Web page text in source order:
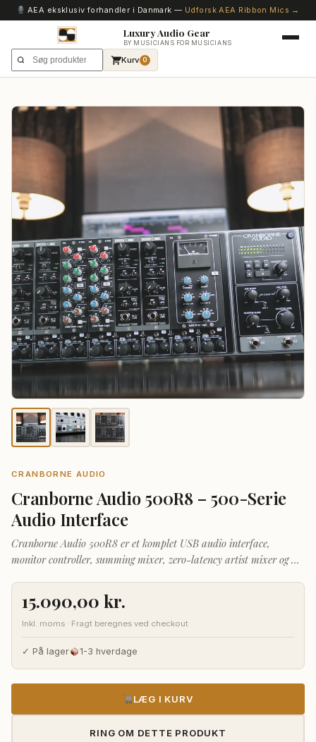
AEA eksklusiv forhandler i Danmark — Udforsk AEA Ribbon Mics →
Luxury Audio Gear
BY MUSICIANS FOR MUSICIANS
Kurv 0
CRANBORNE AUDIO
Cranborne Audio 500R8 – 500-Serie
Audio Interface
Cranborne Audio 500R8 er et komplet USB audio interface,
monitor controller, summing mixer, zero-latency artist mixer og 8-
2.0, ADAT I/O, S/PDIF og MIDI er 500R8 hjertet i det moderne
hybrid-studie. Kombinér fleksibiliteten fra 500-serien med
integreret digital konvertering i referencekvalitet.Specifikationer28-
ind/30-ud USB 2.0 audio interfaceADAT I/O (16/16 kanaler @
44.1/48kHz)S/PDIF I/O og 5-pin MIDI I/ODynamikområde: 121dB
A-vægtetTHD+N: <0.00032% (-110dB)Monitor controller med
talkback, Speaker A/B, Dim, Mute2 reference-kvalitets
hovedtelefonudgange8-slot 500-serie rack (250mA pr. slot)C.A.S.T.
15.090,00 kr.
Inkl. moms · Fragt beregnes ved checkout
✓ På lager 1-3 hverdage
LÆG I KURV
RING OM DETTE PRODUKT